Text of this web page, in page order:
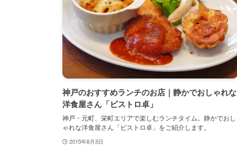
神戸のおすすめランチのお店｜静かでおしゃれな
洋食屋さん「ビストロ卓」
神戸・元町、栄町エリアで楽しむランチタイム。静かでおし
ゃれな洋食屋さん「ビストロ卓」をご紹介します。
2015年8月3日